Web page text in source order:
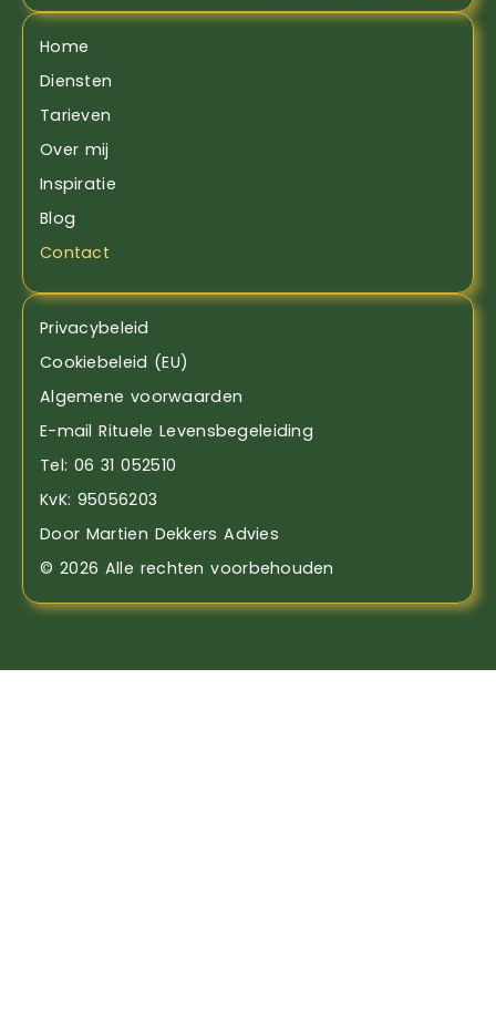
Home
Diensten
Tarieven
Over mij
Inspiratie
Blog
Contact
Privacybeleid
Cookiebeleid (EU)
Algemene voorwaarden
E-mail Rituele Levensbegeleiding
Tel: 06 31 052510
KvK: 95056203
Door Martien Dekkers Advies
© 2026 Alle rechten voorbehouden